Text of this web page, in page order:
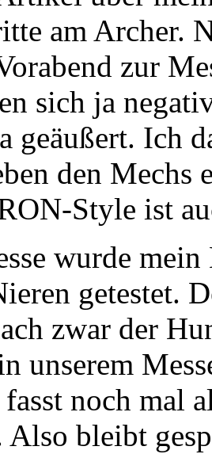
am Archer.
zur
sich ja
geäußert. Ich
den Mechs
Style ist
wurde
getestet.
zwar der
unserem
noch mal
Also bleibt